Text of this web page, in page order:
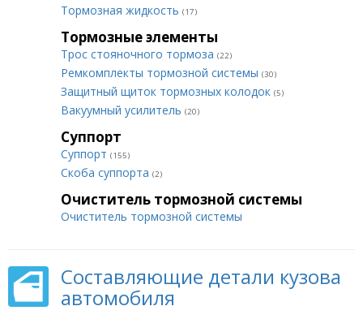
Тормозная жидкость (17)
Тормозные элементы
Трос стояночного тормоза (22)
Ремкомплекты тормозной системы (30)
Защитный щиток тормозных колодок (5)
Вакуумный усилитель (20)
Суппорт
Суппорт (155)
Скоба суппорта (2)
Очиститель тормозной системы
Очиститель тормозной системы
Составляющие детали кузова
автомобиля